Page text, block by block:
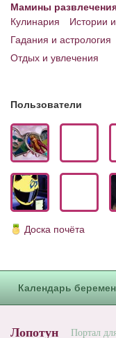
Мамины
Кулинария
Истории
Гадания и астрология
Отдых и увлечения
Пользователи
Доска почёта
Календарь
Лопотун Портал